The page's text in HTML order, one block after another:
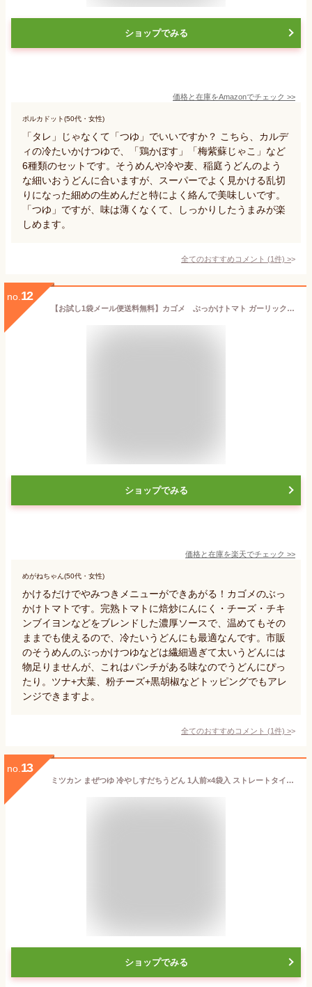
ショップでみる
価格と在庫をAmazonでチェック >>
ポルカドット(50代・女性)
「タレ」じゃなくて「つゆ」でいいですか？ こちら、カルデ
ィの冷たいかけつゆで、「鶏かぼす」「梅紫蘇じゃこ」など
6種類のセットです。そうめんや冷や麦、稲庭うどんのよう
な細いおうどんに合いますが、スーパーでよく見かける乱切
りになった細めの生めんだと特によく絡んで美味しいです。
「つゆ」ですが、味は薄くなくて、しっかりしたうまみが楽
しめます。
全てのおすすめコメント (1件) >
no. 12
【お試し1袋メール便送料無料】カゴメ ぶっかけトマト ガーリック＆トマト 120g×1袋
ショップでみる
価格と在庫を楽天でチェック >>
めがねちゃん(50代・女性)
かけるだけでやみつきメニューができあがる！カゴメのぶっ
かけトマトです。完熟トマトに焙炒にんにく・チーズ・チキ
ンブイヨンなどをブレンドした濃厚ソースで、温めてもその
ままでも使えるので、冷たいうどんにも最適なんです。市販
のそうめんのぶっかけつゆなどは繊細過ぎて太いうどんには
物足りませんが、これはパンチがある味なのでうどんにぴっ
たり。ツナ+大葉、粉チーズ+黒胡椒などトッピングでもアレ
ンジできますよ。
全てのおすすめコメント (1件) >
no. 13
ミツカン まぜつゆ 冷やしすだちうどん 1人前×4袋入 ストレートタイプ うどんつゆ 冷やしうどん すだち
ショップでみる